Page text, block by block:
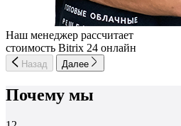
Наш менеджер рассчитает
стоимость Bitrix 24 онлайн
Назад Далее
Почему мы